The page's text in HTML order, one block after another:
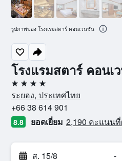
โรงแรมสตาร์ คอนเ
4 ดาว
ระยอง, ประเทศไทย
+66 38 614 901
8.8 ยอดเยี่ยม 2,190 คะแนน
ส. 15/8 -
รูปภาพของ โรงแรมสตาร์ คอนเวนชั่น